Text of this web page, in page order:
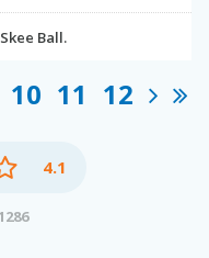
Ball.
10 11 12
4.1